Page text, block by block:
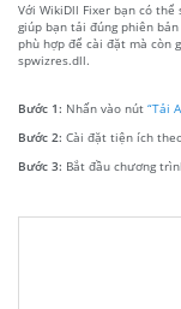
Với WikiDll Fixer bạn có
giúp bạn tải đúng phiên
phù hợp để cài đặt mà còn
spwizres.dll.
Bước 1: Nhấn vào nút “Tải
Bước 2: Cài đặt tiện ích
Bước 3: Bắt đầu chương